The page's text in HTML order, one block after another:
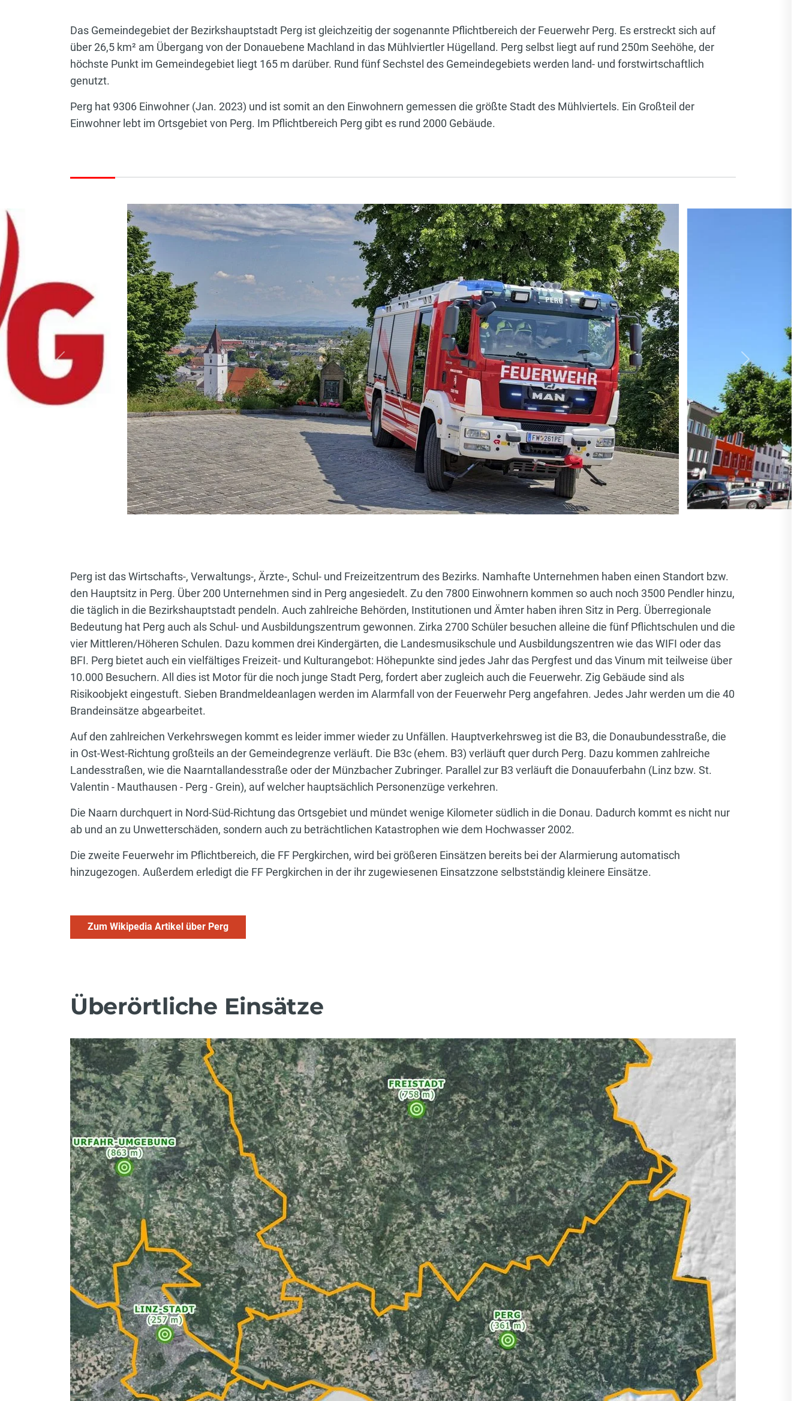
Das Gemeindegebiet der Bezirkshauptstadt Perg ist gleichzeitig der sogenannte Pflichtbereich der Feuerwehr Perg. Es erstreckt sich auf
über 26,5 km² am Übergang von der Donauebene Machland in das Mühlviertler Hügelland. Perg selbst liegt auf rund 250m Seehöhe, der
höchste Punkt im Gemeindegebiet liegt 165 m darüber. Rund fünf Sechstel des Gemeindegebiets werden land- und forstwirtschaftlich
genutzt.
Perg hat 9306 Einwohner (Jan. 2023) und ist somit an den Einwohnern gemessen die größte Stadt des Mühlviertels. Ein Großteil der
Einwohner lebt im Ortsgebiet von Perg. Im Pflichtbereich Perg gibt es rund 2000 Gebäude.
vorherige nächste
Perg ist das Wirtschafts-, Verwaltungs-, Ärzte-, Schul- und Freizeitzentrum des Bezirks. Namhafte Unternehmen haben einen Standort bzw.
den Hauptsitz in Perg. Über 200 Unternehmen sind in Perg angesiedelt. Zu den 7800 Einwohnern kommen so auch noch 3500 Pendler hinzu,
die täglich in die Bezirkshauptstadt pendeln. Auch zahlreiche Behörden, Institutionen und Ämter haben ihren Sitz in Perg. Überregionale
Bedeutung hat Perg auch als Schul- und Ausbildungszentrum gewonnen. Zirka 2700 Schüler besuchen alleine die fünf Pflichtschulen und die
vier Mittleren/Höheren Schulen. Dazu kommen drei Kindergärten, die Landesmusikschule und Ausbildungszentren wie das WIFI oder das
BFI. Perg bietet auch ein vielfältiges Freizeit- und Kulturangebot: Höhepunkte sind jedes Jahr das Pergfest und das Vinum mit teilweise über
10.000 Besuchern. All dies ist Motor für die noch junge Stadt Perg, fordert aber zugleich auch die Feuerwehr. Zig Gebäude sind als
Risikoobjekt eingestuft. Sieben Brandmeldeanlagen werden im Alarmfall von der Feuerwehr Perg angefahren. Jedes Jahr werden um die 40
Brandeinsätze abgearbeitet.
Auf den zahlreichen Verkehrswegen kommt es leider immer wieder zu Unfällen. Hauptverkehrsweg ist die B3, die Donaubundesstraße, die
in Ost-West-Richtung großteils an der Gemeindegrenze verläuft. Die B3c (ehem. B3) verläuft quer durch Perg. Dazu kommen zahlreiche
Landesstraßen, wie die Naarntallandesstraße oder der Münzbacher Zubringer. Parallel zur B3 verläuft die Donauuferbahn (Linz bzw. St.
Valentin - Mauthausen - Perg - Grein), auf welcher hauptsächlich Personenzüge verkehren.
Die Naarn durchquert in Nord-Süd-Richtung das Ortsgebiet und mündet wenige Kilometer südlich in die Donau. Dadurch kommt es nicht nur
ab und an zu Unwetterschäden, sondern auch zu beträchtlichen Katastrophen wie dem Hochwasser 2002.
Die zweite Feuerwehr im Pflichtbereich, die FF Pergkirchen, wird bei größeren Einsätzen bereits bei der Alarmierung automatisch
hinzugezogen. Außerdem erledigt die FF Pergkirchen in der ihr zugewiesenen Einsatzzone selbstständig kleinere Einsätze.
Zum Wikipedia Artikel über Perg
Überörtliche Einsätze